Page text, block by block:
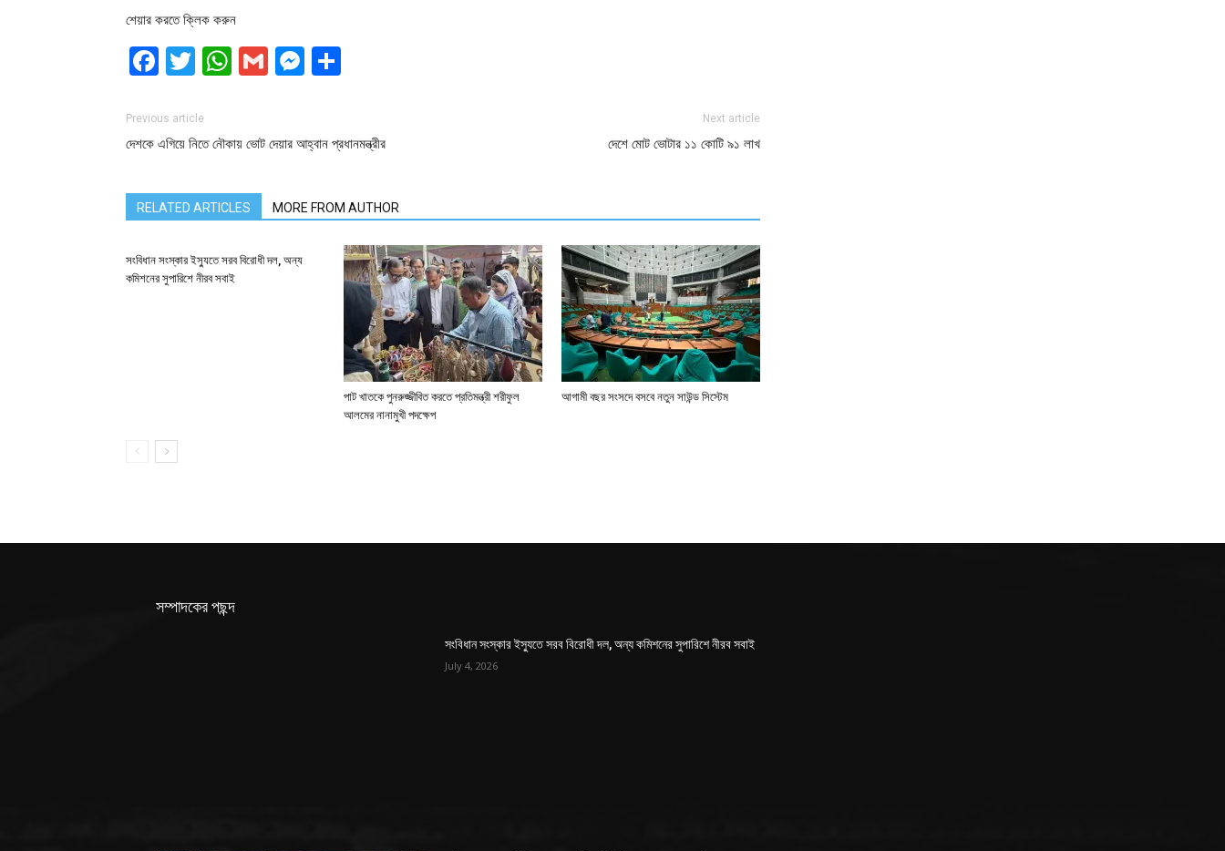
শেয়ার করতে ক্লিক করুন
Facebook
Twitter
WhatsApp
GmailMessenger
Previous article
দেশকে এগিয়ে নিতে নৌকায় ভোট দেয়ার আহ্বান প্রধানমন্ত্রীর
Next article
দেশে মোট ভোটার ১১ কোটি ৯১ লাখ
RELATED ARTICLES MORE FROM AUTHOR
সংবিধান সংস্কার ইস্যুতে সরব বিরোধী দল, অন্য
কমিশনের সুপারিশে নীরব সবাই
পাট খাতকে পুনরুজ্জীবিত করতে প্রতিমন্ত্রী শরীফুল
আলমের নানামুখী পদক্ষেপ
আগামী বছর সংসদে বসবে নতুন সাউন্ড সিস্টেম
সম্পাদকের পছন্দ
সংবিধান সংস্কার ইস্যুতে সরব বিরোধী দল, অন্য কমিশনের সুপারিশে নীরব সবাই
July 4, 2026